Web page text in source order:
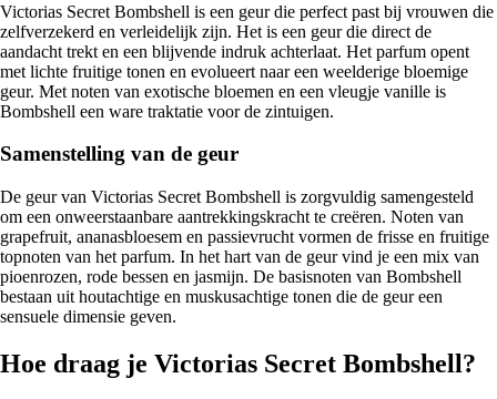
Victorias Secret Bombshell is een geur die perfect past bij vrouwen die
zelfverzekerd en verleidelijk zijn. Het is een geur die direct de
aandacht trekt en een blijvende indruk achterlaat. Het parfum opent
met lichte fruitige tonen en evolueert naar een weelderige bloemige
geur. Met noten van exotische bloemen en een vleugje vanille is
Bombshell een ware traktatie voor de zintuigen.
Samenstelling van de geur
De geur van Victorias Secret Bombshell is zorgvuldig samengesteld
om een onweerstaanbare aantrekkingskracht te creëren. Noten van
grapefruit, ananasbloesem en passievrucht vormen de frisse en fruitige
topnoten van het parfum. In het hart van de geur vind je een mix van
pioenrozen, rode bessen en jasmijn. De basisnoten van Bombshell
bestaan uit houtachtige en muskusachtige tonen die de geur een
sensuele dimensie geven.
Hoe draag je Victorias Secret Bombshell?